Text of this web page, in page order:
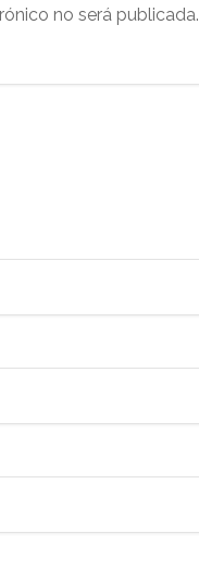
no será publicada.